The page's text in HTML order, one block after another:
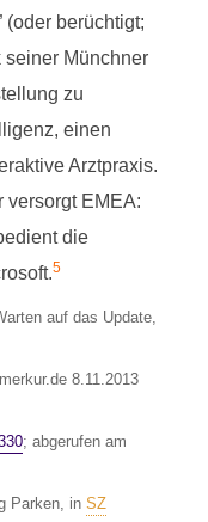
(oder berüchtigt;
seiner Münchner
zu
einen
Arztpraxis.
versorgt EMEA:
die
5
auf das Update,
8.11.2013
; abgerufen am
Parken, in SZ